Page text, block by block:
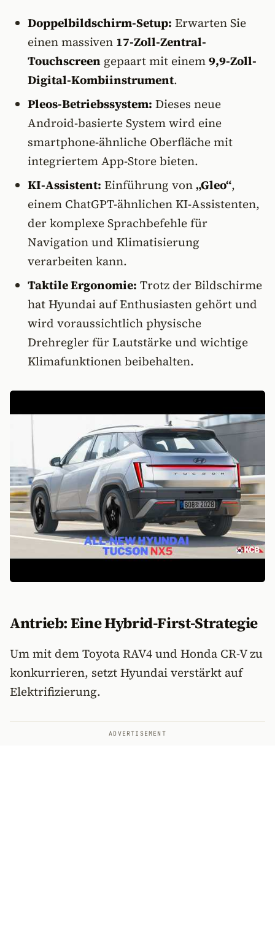
Doppelbildschirm-Setup: Erwarten Sie
einen massiven 17-Zoll-Zentral-
Touchscreengepaart mit einem9,9-Zoll-
Digital-Kombiinstrument.
Pleos-Betriebssystem: Dieses neue
Android-basierte System wird eine
smartphone-ähnliche Oberfläche mit
integriertem App-Store bieten.
KI-Assistent: Einführung von„Gleo“,
einem ChatGPT-ähnlichen KI-Assistenten,
der komplexe Sprachbefehle für
Navigation und Klimatisierung
verarbeiten kann.
Taktile Ergonomie: Trotz der Bildschirme
hat Hyundai auf Enthusiasten gehört und
wird voraussichtlich physische
Drehregler für Lautstärke und wichtige
Klimafunktionen beibehalten.
Antrieb: Eine Hybrid-First-Strategie
Um mit dem Toyota RAV4 und Honda CR-V zu
konkurrieren, setzt Hyundai verstärkt auf
Elektrifizierung.
ADVERTISEMENT